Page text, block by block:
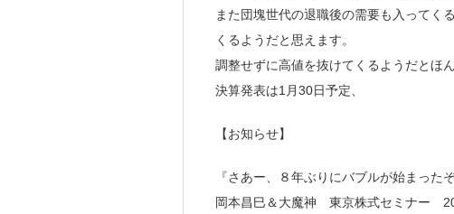
また団塊世代の退職後の需要も入ってく
くるようだと思えます。
調整せずに高値を抜けてくるようだとほ
決算発表は1月30日予定、
【お知らせ】
『さあー、８年ぶりにバブルが始まった
岡本昌巳＆大魔神 東京株式セミナー